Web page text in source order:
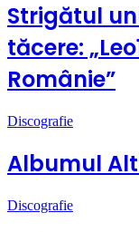
Strigătul
tăcere:
Românie”
Discografie
Albumul
Discografie